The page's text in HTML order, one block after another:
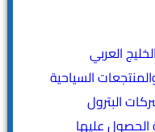
العربي
السياحية
البترول
عليها